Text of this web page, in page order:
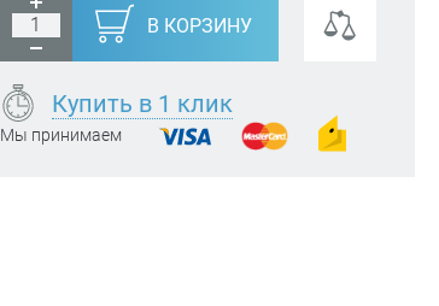
В КОРЗИНУ
Купить в 1 клик
Мы принимаем